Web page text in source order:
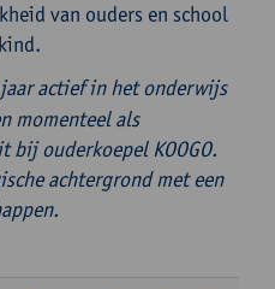
van ouders en school
actief in het onderwijs
momenteel als
ouderkoepel KOOGO.
achtergrond met een